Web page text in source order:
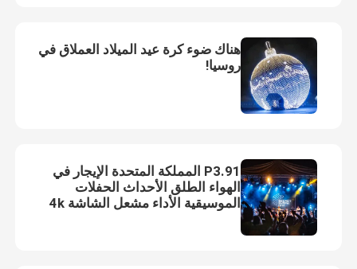
طلب اقتباس
شاشة عرض فيديو LED
جدار فيديو LED شفاف
جدار فيديو LED خارجي
هناك ضوء كرة عيد الميلاد العملاق في
روسيا!
P3.91 المملكة المتحدة الإيجار في
الهواء الطلق الأحداث الحفلات
الموسيقية الأداء مشعل الشاشة 4k
مشعل شاشة الفيديو